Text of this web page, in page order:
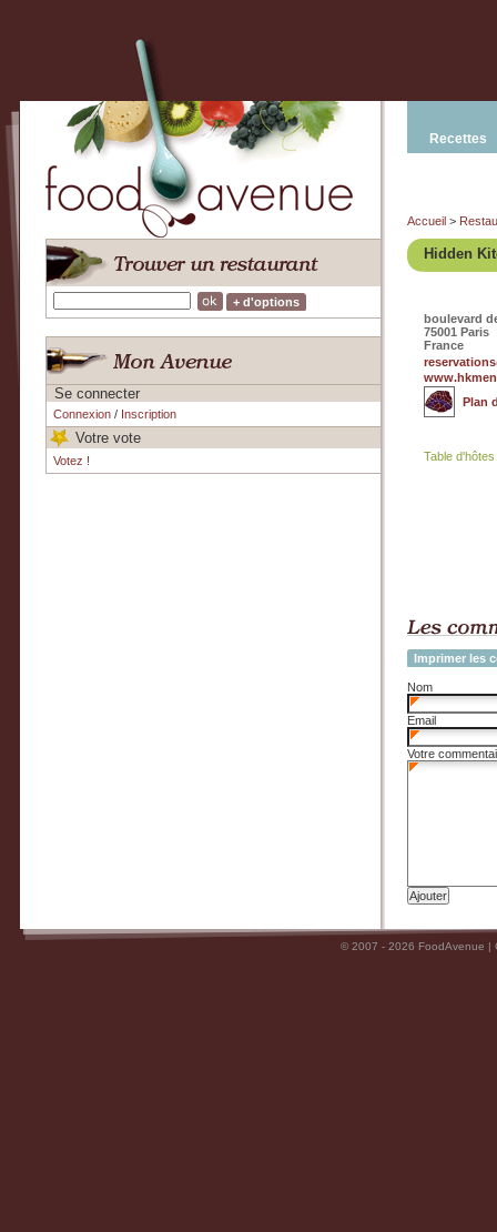
+ d'options
Se connecter
Connexion/ Inscription
Votre vote
Votez !
Recettes
Accueil >
Hidden
boulevard
75001 Paris
France
Plan
Table d'hôtes
Imprimer les
Nom
Email
Votre
© 2007 - 2026 FoodAvenue |